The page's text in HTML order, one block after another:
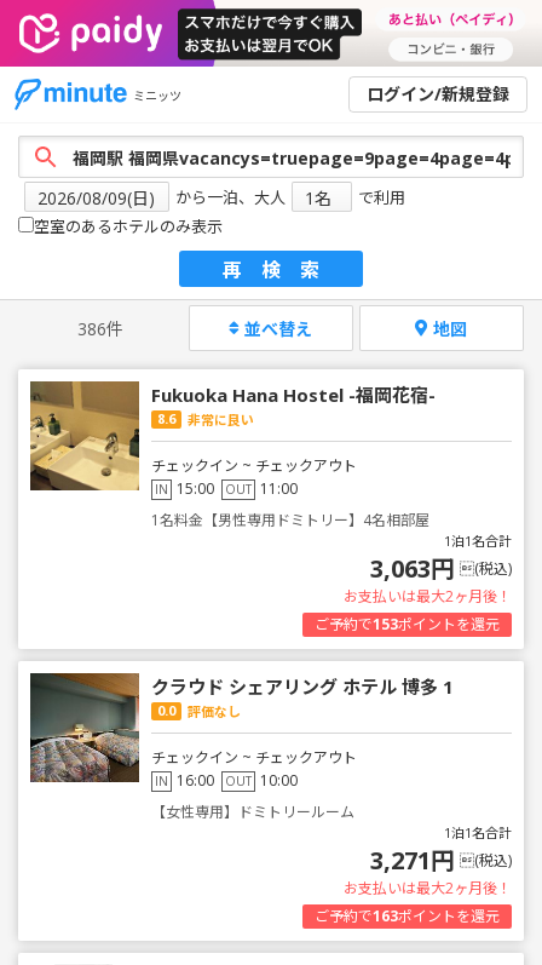
ミニッツ ログイン/新規登録
から一泊、大人
で利用
空室のあるホテルのみ表示
再検索
386件 並べ替え 地図
Fukuoka Hana Hostel -福岡花宿-
8.6 非常に良い
チェックイン ~ チェックアウト
IN 15:00 OUT 11:00
1名料金【男性専用ドミトリー】4名相部屋
1泊1名合計
3,063円 (税込)
お支払いは最大2ヶ月後！
ご予約で153ポイントを還元
クラウド シェアリング ホテル 博多 1
0.0 評価なし
チェックイン ~ チェックアウト
IN 16:00 OUT 10:00
【女性専用】ドミトリールーム
1泊1名合計
3,271円 (税込)
お支払いは最大2ヶ月後！
ご予約で163ポイントを還元